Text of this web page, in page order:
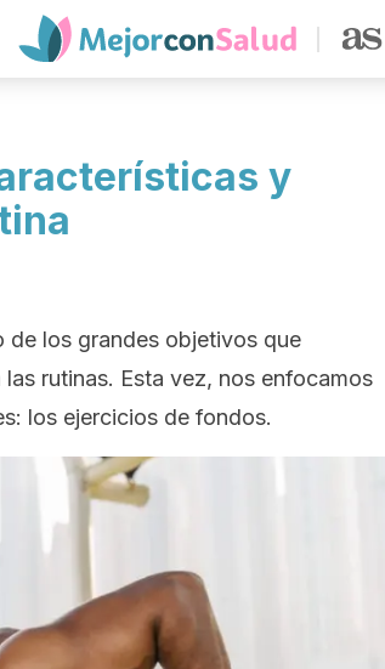
y
de los grandes objetivos que
rutinas. Esta vez, nos enfocamos
los ejercicios de fondos.